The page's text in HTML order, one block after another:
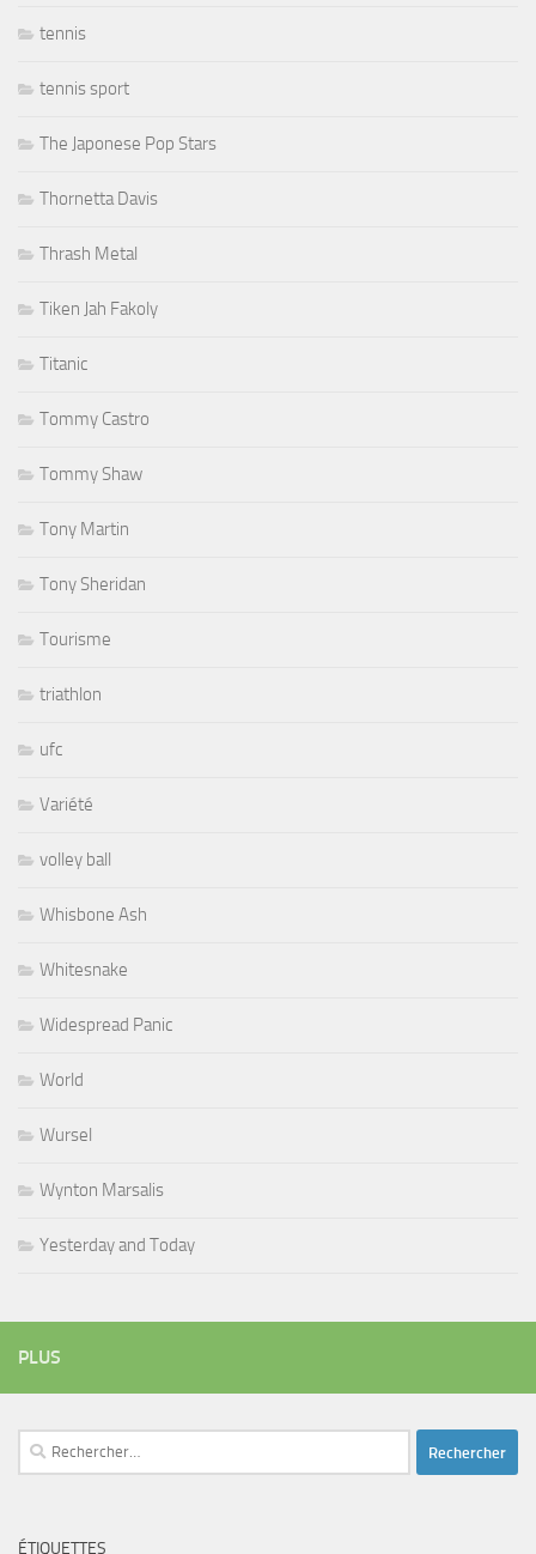
tennis
tennis sport
The Japonese Pop Stars
Thornetta Davis
Thrash Metal
Tiken Jah Fakoly
Titanic
Tommy Castro
Tommy Shaw
Tony Martin
Tony Sheridan
Tourisme
triathlon
ufc
Variété
volley ball
Whisbone Ash
Whitesnake
Widespread Panic
World
Wursel
Wynton Marsalis
Yesterday and Today
PLUS
Rechercher :
ÉTIQUETTES